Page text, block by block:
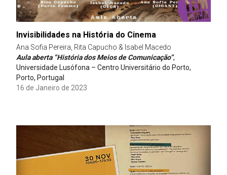
Invisibilidades na História do Cinema
Ana Sofia Pereira, Rita Capucho & Isabel Macedo
Aula aberta “História dos Meios de Comunicação”,
Universidade Lusófona – Centro Universitário do Porto,
Porto, Portugal
16 de Janeiro de 2023